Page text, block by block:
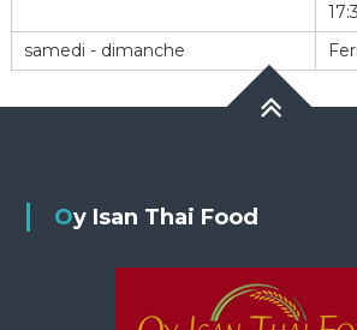
samedi - dimanche
Oy Isan Thai Food